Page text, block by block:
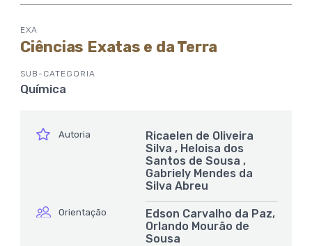
EXA
Ciências Exatas e da Terra
SUB-CATEGORIA
Química
íconeAutoria
Ricaelen de Oliveira
Silva , Heloisa dos
Santos de Sousa ,
Gabriely Mendes da
Silva Abreu
íconeOrientação
Edson Carvalho da Paz,
Orlando Mourão de
Sousa